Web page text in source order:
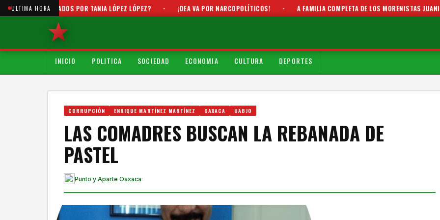
ULTIMA HORA
USADOS POR TANIA LÓPEZ LÓPEZ? • ¡DEA VA POR NARCOPOLÍTICOS! • A FAMILIA COMPLETA DE LOS MORENISTAS JUANITA CRUZ
INICIO POLITICA SOCIEDAD ECONOMIA CULTURA DEPORTES
CORRUPCIÓN ENRIQUE MARTÍNEZ MARTÍNEZ OAXACA UABJO
LAS COMADRES BUSCAN LA REBANADA DE
PASTEL
Punto y Aparte Oaxaca·